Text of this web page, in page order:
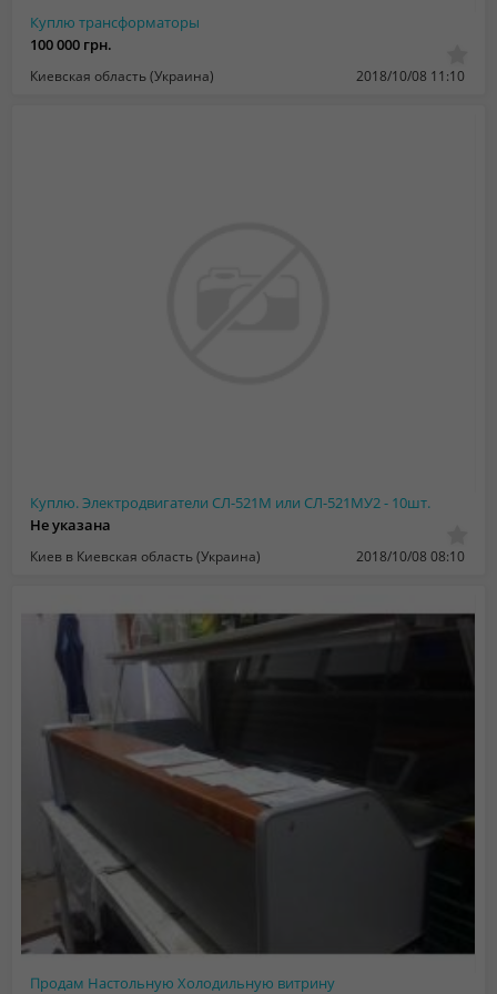
Куплю трансформаторы
100 000 грн.
Киевская область (Украина) 2018/10/08 11:10
Куплю. Электродвигатели СЛ-521М или СЛ-521МУ2 - 10шт.
Не указана
Киев в Киевская область (Украина) 2018/10/08 08:10
Продам Настольную Холодильную витрину